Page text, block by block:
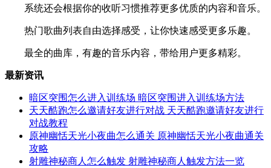
系统还会根据你的收听习惯推荐更多优质的内容和音乐。
热门歌曲列表自由选择感受，让你快速感受更多乐趣。
最全的曲库，有趣的音乐内容，带给用户更多精彩。
最新资讯
暗区突围怎么进入训练场 暗区突围进入训练场方法
天天酷跑怎么邀请好友进行对战 天天酷跑邀请好友进行
对战教程
原神幽恬天光小夜曲怎么通关 原神幽恬天光小夜曲通关
攻略
射雕神秘商人怎么触发 射雕神秘商人触发方法一览